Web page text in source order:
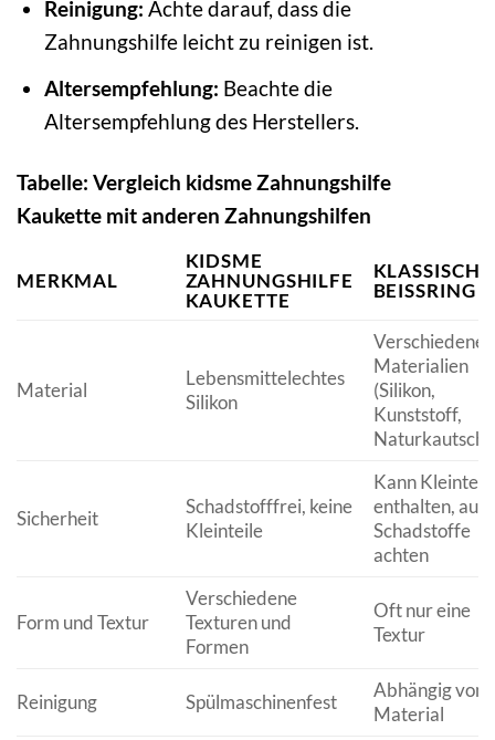
Reinigung: Achte darauf, dass die
Zahnungshilfe leicht zu reinigen ist.
Altersempfehlung: Beachte die
Altersempfehlung des Herstellers.
Tabelle: Vergleich kidsme Zahnungshilfe
Kaukette mit anderen Zahnungshilfen
MERKMAL
KIDSME
ZAHNUNGSHILFE
KAUKETTE
BEISSRING
Material
Lebensmittelechtes
Silikon
Verschiedene
Materialien
(Silikon,
Kunststoff,
Sicherheit
Schadstofffrei, keine
Kleinteile
Kann
enthalten, auf
Schadstoffe
achten
Form und Textur
Verschiedene
Texturen und
Formen
Oft nur eine
Textur
Reinigung Spülmaschinenfest
Abhängig vom
Material